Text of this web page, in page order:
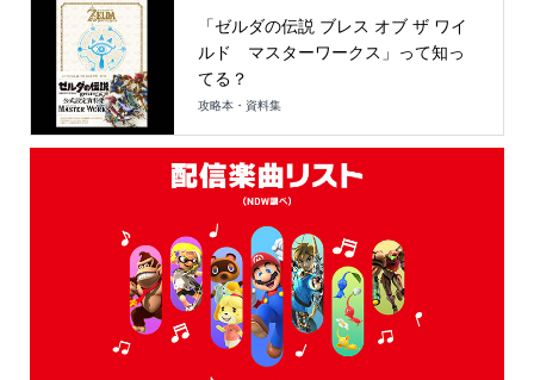
「ゼルダの伝説 ブレス オブ ザ ワイ
ルド マスターワークス」って知っ
てる？
攻略本・資料集